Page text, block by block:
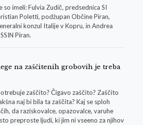
so imeli: Fulvia Zudič, predsednica SI
Poletti, podžupan Občine Piran,
konzul Italije v Kopru, in Andrea
Piran.
na zaščitenih grobovih je treba
zaščito? Čigavo zaščito? Zaščito
naj bi bila ta zaščita? Kaj se sploh
da raziskovalce, opazovalce, varuhe
preproste ljudi, ki jim ni vseeno za njihov